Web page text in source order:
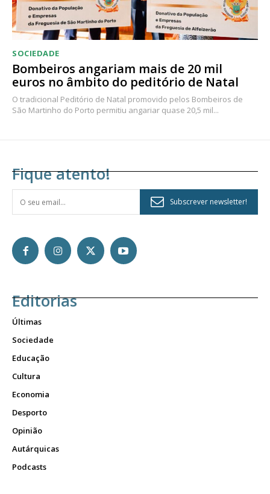
SOCIEDADE
Bombeiros angariam mais de 20 mil
euros no âmbito do peditório de Natal
O tradicional Peditório de Natal promovido pelos Bombeiros de
São Martinho do Porto permitiu angariar quase 20,5 mil...
Fique atento!
Subscrever newsletter!
Editorias
Últimas
Sociedade
Educação
Cultura
Economia
Desporto
Opinião
Autárquicas
Podcasts